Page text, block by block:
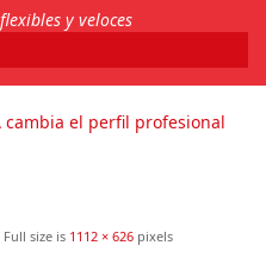
y veloces
cambia el perfil profesional
Full size is 1112 × 626 pixels